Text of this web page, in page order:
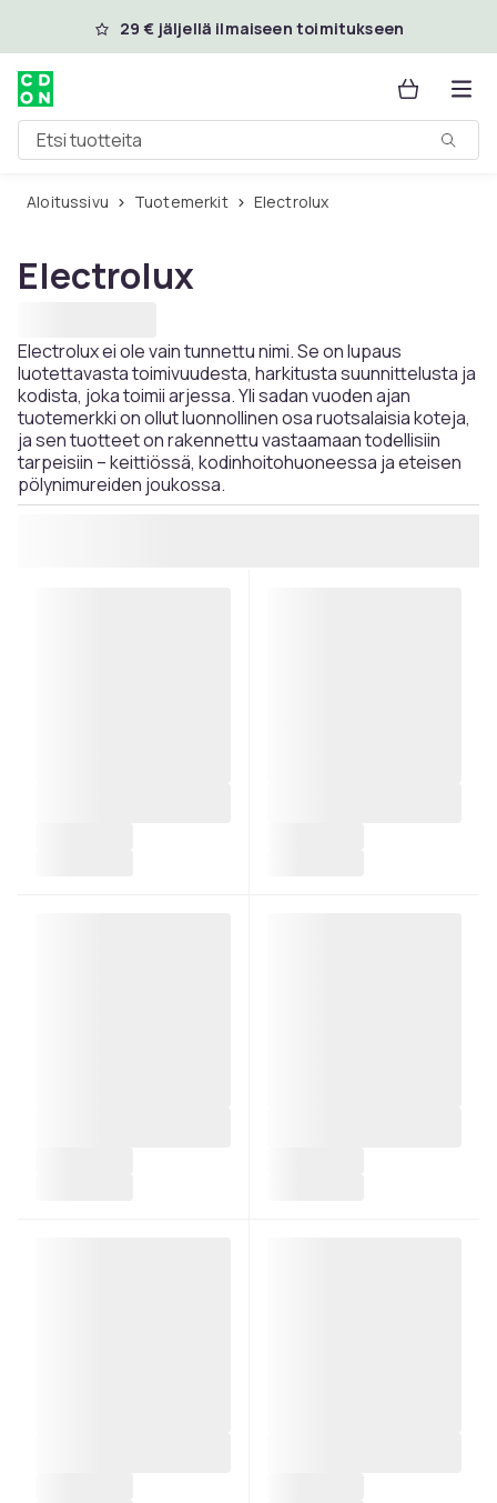
Ohita ja siirry pääsisältöön
29 € jäljellä ilmaiseen toimitukseen
Etsi tuotteita
Aloitussivu Tuotemerkit Electrolux
Electrolux
Electrolux ei ole vain tunnettu nimi. Se on lupaus
luotettavasta toimivuudesta, harkitusta suunnittelusta ja
kodista, joka toimii arjessa. Yli sadan vuoden ajan
tuotemerkki on ollut luonnollinen osa ruotsalaisia ​​koteja,
ja sen tuotteet on rakennettu vastaamaan todellisiin
tarpeisiin – keittiössä, kodinhoitohuoneessa ja eteisen
pölynimureiden joukossa.